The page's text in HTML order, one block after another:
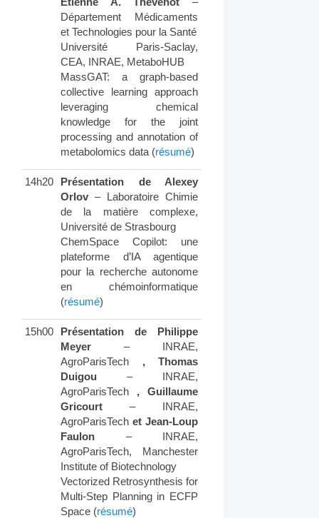
Département Médicaments
et Technologies pour la Santé
Université Paris-Saclay,
CEA, INRAE, MetaboHUB
MassGAT: a graph-based
collective learning approach
leveraging chemical
knowledge for the joint
processing and annotation of
metabolomics data (résumé)
14h20
Présentation de Alexey
Orlov– Laboratoire Chimie
de la matière complexe,
Université de Strasbourg
ChemSpace Copilot: une
plateforme d’IA agentique
pour la recherche autonome
en chémoinformatique
(résumé)
15h00
Présentation de Philippe
Meyer– INRAE,
AgroParisTech , Thomas
Duigou – INRAE,
AgroParisTech , Guillaume
Gricourt– INRAE,
AgroParisTech et Jean-Loup
Faulon– INRAE,
AgroParisTech, Manchester
Institute of Biotechnology
Vectorized Retrosynthesis for
Multi-Step Planning in ECFP
Space (résumé)